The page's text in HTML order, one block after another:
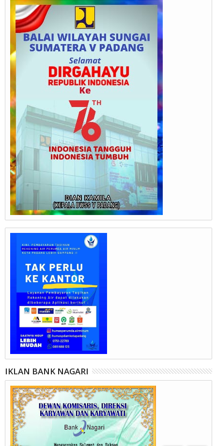
IKLAN BANK NAGARI